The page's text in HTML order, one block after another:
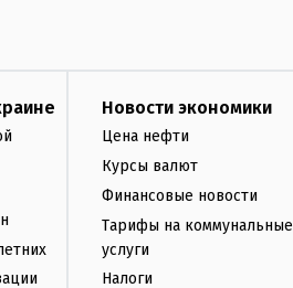
Новости экономики
Цена нефти
Курсы валют
Финансовые новости
Тарифы на коммунальные
услуги
Налоги